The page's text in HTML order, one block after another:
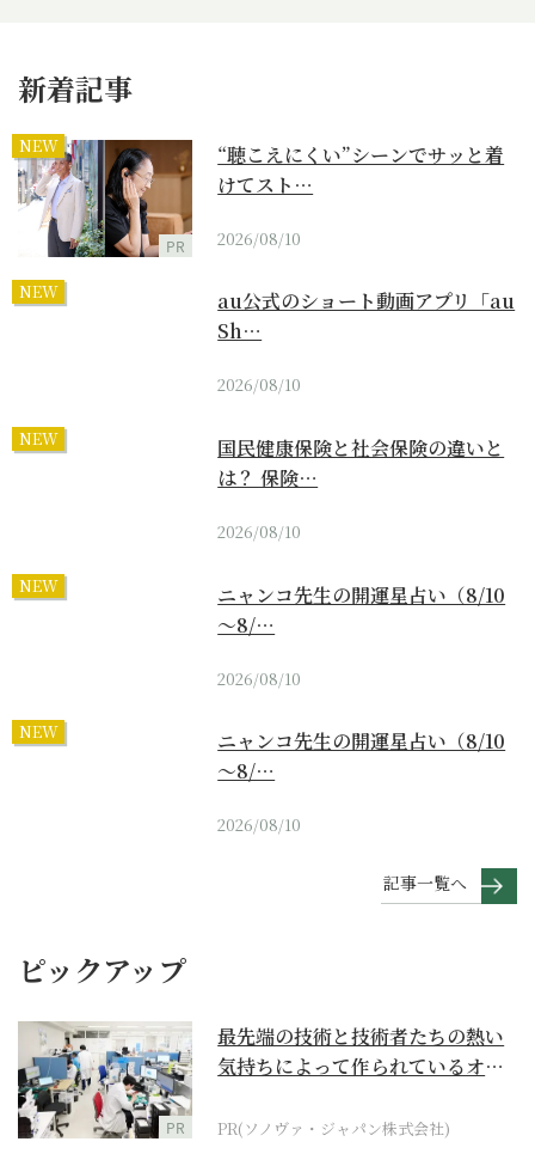
新着記事
NEW
PR
“聴こえにくい”シーンでサッと着
けてスト…
2026/08/10
NEW
au公式のショート動画アプリ「au
Sh…
2026/08/10
NEW
国民健康保険と社会保険の違いと
は？ 保険…
2026/08/10
NEW
ニャンコ先生の開運星占い（8/10
～8/…
2026/08/10
NEW
ニャンコ先生の開運星占い（8/10
～8/…
2026/08/10
記事一覧へ
ピックアップ
PR
最先端の技術と技術者たちの熱い
気持ちによって作られているオー
PR(ソノヴァ・ジャパン株式会社)